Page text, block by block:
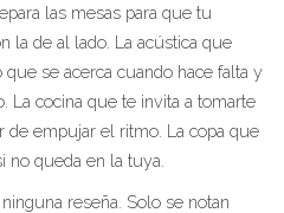
las mesas para que tu
la de al lado. La acústica que
se acerca cuando hace falta y
La cocina que te invita a tomarte
empujar el ritmo. La copa que
no queda en la tuya.
reseña. Solo se notan